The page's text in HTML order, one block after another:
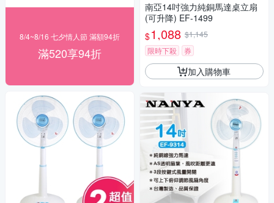
8/4~8/16 七夕情人節 滿額94折
滿520享94折
南亞14吋強力純銅馬達桌立扇
(可升降) EF-1499
$1,088 $1,145
限時下殺
券
加入購物車